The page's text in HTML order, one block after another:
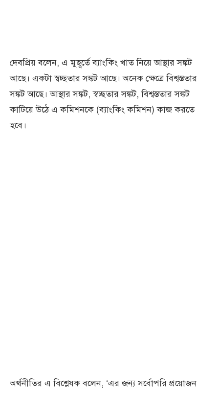
দেবপ্রিয় বলেন, এ মুহূর্তে ব্যাংকিং খাত নিয়ে আস্থার সঙ্কট
আছে। একটা স্বচ্ছতার সঙ্কট আছে। অনেক ক্ষেত্রে বিশ্বস্ততার
সঙ্কট আছে। আস্থার সঙ্কট, স্বচ্ছতার সঙ্কট, বিশ্বস্ততার সঙ্কট
কাটিয়ে উঠে এ কমিশনকে (ব্যাংকিং কমিশন) কাজ করতে
হবে।
অর্থনীতির এ বিশ্লেষক বলেন, ‘এর জন্য সর্বোপরি প্রয়োজন